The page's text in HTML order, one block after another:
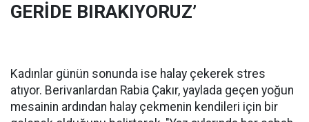
GERİDE BIRAKIYORUZ’
Kadınlar günün sonunda ise halay çekerek stres
atıyor. Berivanlardan Rabia Çakır, yaylada geçen yoğun
mesainin ardından halay çekmenin kendileri için bir